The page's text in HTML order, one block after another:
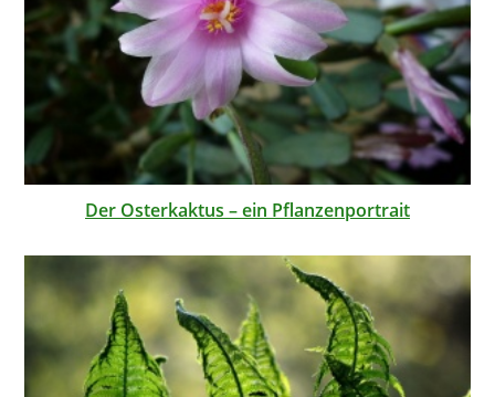
Der Osterkaktus – ein Pflanzenportrait